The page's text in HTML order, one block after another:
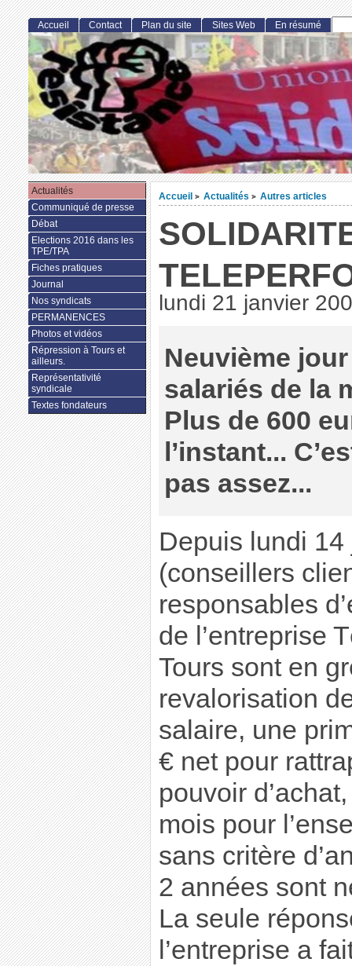
Accueil > Actualités > Autres articles
lundi 21 janvier
Neuvième
salariés de la
Plus de 600
l’instant...
pas assez...
Depuis lundi
(conseillers
responsables
de l’entreprise
Tours sont en
revalorisation
salaire, une
€ net pour
pouvoir
mois pour
sans critère
2 années sont
La seule
l’entreprise a
Accueil Contact Plan du site Sites Web En résumé
Actualités
Communiqué de presse
Débat
Elections 2016 dans les
TPE/TPA
Fiches pratiques
Journal
Nos syndicats
PERMANENCES
Photos et vidéos
Répression à Tours et
ailleurs.
Représentativité
syndicale
Textes fondateurs